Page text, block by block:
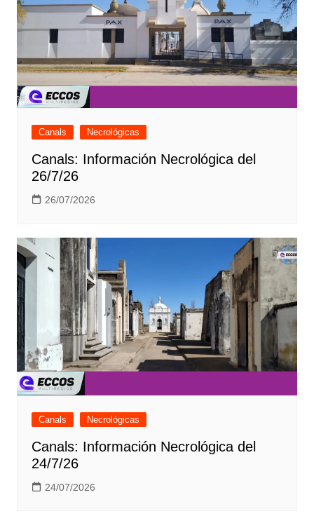
Canals Necrológicas
Canals: Información Necrológica del
26/7/26
26/07/2026
Canals Necrológicas
Canals: Información Necrológica del
24/7/26
24/07/2026